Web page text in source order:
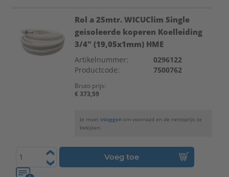
Rol a 25mtr. WICUClim Single
geisoleerde koperen Koelleiding
3/4" (19,05x1mm) HME
Artikelnummer:
0296122
Productcode:
7500762
Bruto prijs:
€ 373,59
Je moet inloggen om voorraad en de nettoprijs te
bekijken.
Voeg toe